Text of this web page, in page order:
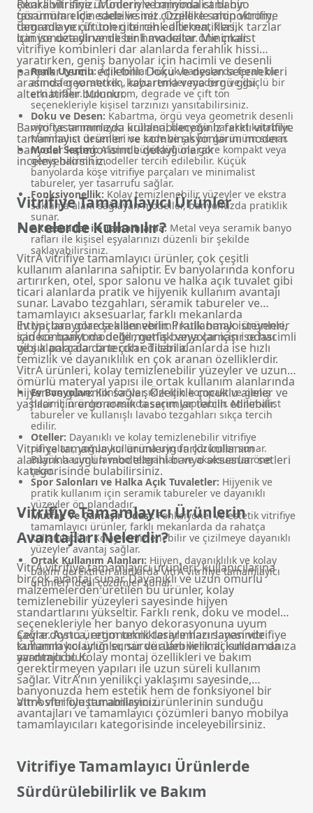
çıkarabilirsiniz. Modern ve minimalist banyo
tasarımları için sade ve net çizgilere sahip vitrifiye
tamamlayıcı ürünleri tercih edilirken, klasik tarzlar
için ise detaylı ve desenli modeller öne çıkar.
Renkli vitrifiye ürünleriyle banyoda canlı bir
görünüm elde edebilirsiniz. Özellikle monokrom,
degrade ve çift ton gibi renk alternatifleri,
banyonuza dinamik bir hava katar. Minimalist
vitrifiye kombinleri dar alanlarda ferahlık hissi
yaratırken, geniş banyolar için hacimli ve desenli
parçalar tercih edilebilir. Doku ve desen seçenekleri
arasında geometrik, kabartma veya örgü gibi
alternatifler bulunur.
Renk Uyumu:Açık tonlar küçük banyolarda ferah bir
atmosfer yaratırken, koyu renkler modern ve güçlü bir
etki bırakır. Monokrom, degrade ve çift ton
seçenekleriyle kişisel tarzınızı yansıtabilirsiniz.
Doku ve Desen: Kabartma, örgü veya geometrik desenli
vitrifiye tamamlayıcı ürünleri, banyoya hareket katabilir.
Minimalist desenler ise sade ve şık bir görünüm sunar.
Model Seçimi:Alanın büyüklüğüne göre kompakt veya
geniş hacimli modeller tercih edilebilir. Küçük
banyolarda köşe vitrifiye parçaları ve minimalist
tabureler, yer tasarrufu sağlar.
Fonksiyonellik: Kolay temizlenebilir yüzeyler ve ekstra
saklama alanı sağlayan modeller, banyonuzda pratiklik
sunar.
Aksesuarlar ile Tamamlama: Metal veya seramik banyo
rafları ile kişisel eşyalarınızı düzenli bir şekilde
saklayabilirsiniz.
Banyo tasarımınızda kullanabileceğiniz farklı vitrifiye
tamamlayıcı ürünleri ve kombinasyonlarınımodern
banyolarkategorisinde detaylı olarak
inceleyebilirsiniz.
Vitrifiye Tamamlayıcı Ürünler
Nerelerde Kullanılır?
VitrA vitrifiye tamamlayıcı ürünler, çok çeşitli
kullanım alanlarına sahiptir. Ev banyolarında konforu
artırırken, otel, spor salonu ve halka açık tuvalet gibi
ticari alanlarda pratik ve hijyenik kullanım avantajı
sunar. Lavabo tezgahları, seramik tabureler ve
tamamlayıcı aksesuarlar, farklı mekanlarda
ihtiyaçlara göre şekillenebilir. Pratik banyo ürünleri,
sadece banyoda değil mutfak veya çamaşır odası
gibi alanlarda da tercih edilebilir.
Ev tipi banyolarda alanı verimli kullanmak isteyenler
için kompakt modeller, geniş banyolar için ise hacimli
ve şık parçalar öne çıkar. Ticari alanlarda ise hızlı
temizlik ve dayanıklılık en çok aranan özelliklerdir.
VitrA ürünleri, kolay temizlenebilir yüzeyler ve uzun
ömürlü materyal yapısı ile ortak kullanım alanlarında
hijyen ve güvenlik sağlar. Özellikle çocuklu aileler ve
yaşlılar için ergonomik tasarımlar tercih edilebilir.
Ev Banyoları:Konfor ve şıklık için kompakt ve geniş
hacimli ürünler arasında seçim yapılabilir. Minimalist
tabureler ve kullanışlı lavabo tezgahları sıkça tercih
edilir.
Oteller: Dayanıklı ve kolay temizlenebilir vitrifiye
parçaları, yoğun kullanıma uygun çözümler sunar.
Büyük hacimli lavabo tezgahları ve aksesuarlar öne
çıkar.
Spor Salonları ve Halka Açık Tuvaletler: Hijyenik ve
pratik kullanım için seramik tabureler ve dayanıklı
yüzeyler ön plandadır.
Mutfak ve Çamaşır Odası:Fonksiyonel ve estetik vitrifiye
tamamlayıcı ürünler, farklı mekanlarda da rahatça
kullanılabilir. Kolay temizlenebilir ve çizilmeye dayanıklı
yüzeyler avantaj sağlar.
Ortak Kullanım Alanları: Hijyen, dayanıklılık ve kolay
bakım gerektiren alanlarda VitrA vitrifiye tamamlayıcı
ürünleri ideal çözümler sunar.
Vitrifiye tamamlayıcı ürünlerin farklı kullanım
alanlarına uygun modellerinibanyo aksesuar setleri
kategorisinde bulabilirsiniz.
Vitrifiye Tamamlayıcı Ürünlerin
Avantajları Nelerdir?
VitrA vitrifiye tamamlayıcı ürünleri, kullanıcılarına
birçok avantaj sunar. Dayanıklı ve uzun ömürlü
malzemelerden üretilen bu ürünler, kolay
temizlenebilir yüzeyleri sayesinde hijyen
standartlarını yükseltir. Farklı renk, doku ve model
seçenekleriyle her banyo dekorasyonuna uyum
sağlar. Ayrıca, ergonomik tasarımları sayesinde
kullanım kolaylığı sunar ve alanı verimli kullanmanıza
yardımcı olur.
Çevre dostu üretim teknikleriyle hazırlanan vitrifiye
tamamlayıcı ürünler, sürdürülebilirlik açısından da
avantajlıdır. Kolay montaj özellikleri ve bakım
gerektirmeyen yapıları ile uzun süreli kullanım
sağlar. VitrA’nın yenilikçi yaklaşımı sayesinde,
banyonuzda hem estetik hem de fonksiyonel bir
atmosfer oluşturabilirsiniz.
VitrA vitrifiye tamamlayıcı ürünlerinin sunduğu
avantajları ve tamamlayıcı çözümleri banyo mobilya
tamamlayıcıları kategorisinde inceleyebilirsiniz.
Vitrifiye Tamamlayıcı Ürünlerde
Sürdürülebilirlik ve Bakım